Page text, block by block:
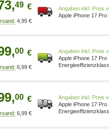
49 €
4,95 €
Preis
Apple iPhone 17
00 €
6,99 €
Preis
Apple iPhone 17
00 €
6,99 €
Preis
Apple iPhone 17